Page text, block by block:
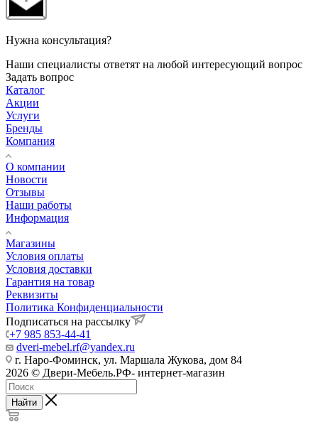
Нужна консультация?
Наши специалисты ответят на любой интересующий вопрос
Задать вопрос
Каталог
Акции
Услуги
Бренды
Компания
О компании
Новости
Отзывы
Наши работы
Информация
Магазины
Условия оплаты
Условия доставки
Гарантия на товар
Реквизиты
Политика Конфиденциальности
Подписаться на рассылку
+7 985 853-44-41
dveri-mebel.rf@yandex.ru
г. Наро-Фоминск, ул. Маршала Жукова, дом 84
2026 © Двери-Мебель.РФ- интернет-магазин
Найти